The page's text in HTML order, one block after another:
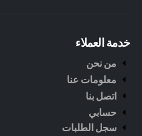
خدمة العملاء
من نحن
معلومات عنا
اتصل بنا
حسابي
سجل الطلبات